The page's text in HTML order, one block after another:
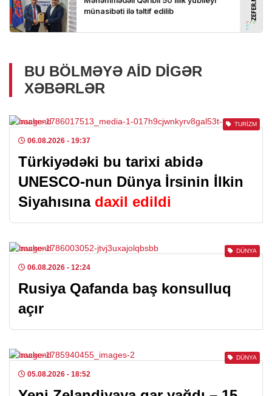
BU BÖLMƏYƏ AID DIGƏR
XƏBƏRLƏR
TURIZM
06.08.2026 - 19:37
Türkiyədəki bu tarixi abidə
UNESCO-nun Dünya İrsinin İlkin
Siyahısına daxil edildi
DÜNYA
06.08.2026 - 12:24
Rusiya Qafanda baş konsulluq
açır
DÜNYA
05.08.2026 - 18:52